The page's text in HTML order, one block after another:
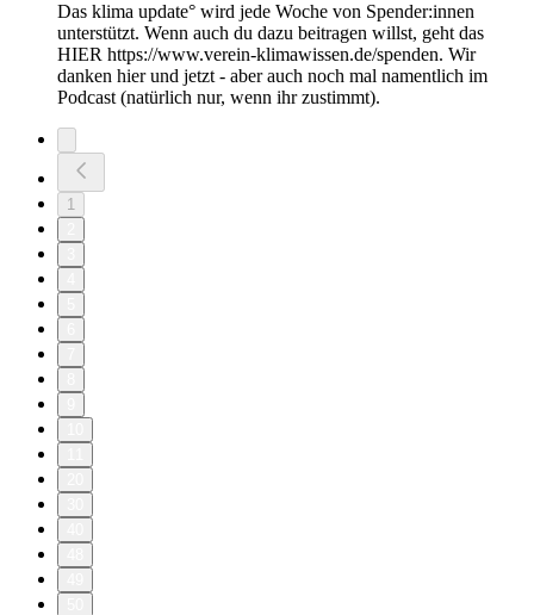
Das klima update° wird jede Woche von Spender:innen
unterstützt. Wenn auch du dazu beitragen willst, geht das
HIER https://www.verein-klimawissen.de/spenden. Wir
danken hier und jetzt - aber auch noch mal namentlich im
Podcast (natürlich nur, wenn ihr zustimmt).
1